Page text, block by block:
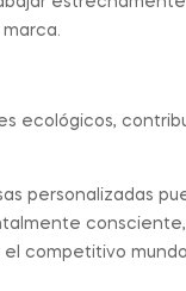
ecológicos,
personalizadas
competitivo mundo